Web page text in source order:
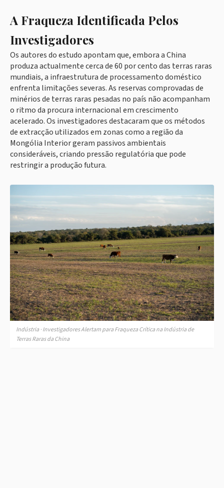
A Fraqueza Identificada Pelos
Investigadores
Os autores do estudo apontam que, embora a China
produza actualmente cerca de 60 por cento das terras raras
mundiais, a infraestrutura de processamento doméstico
enfrenta limitações severas. As reservas comprovadas de
minérios de terras raras pesadas no país não acompanham
o ritmo da procura internacional em crescimento
acelerado. Os investigadores destacaram que os métodos
de extracção utilizados em zonas como a região da
Mongólia Interior geram passivos ambientais
consideráveis, criando pressão regulatória que pode
restringir a produção futura.
Indústria · Investigadores Alertam para Fraqueza Crítica na Indústria de
Terras Raras da China